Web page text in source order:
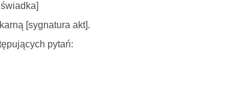
[sygnatura akt].
pytań: